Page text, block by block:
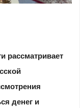
рассматривает
денег и